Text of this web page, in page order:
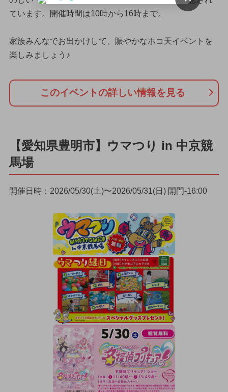
ています。開催時間は10時から16時まで。
家族みんなでお出かけして、賑やかなホコ天イベントを
楽しみましょう♪
このイベントの詳しい情報を見る
【愛知県豊明市】ウマつり in 中京競
馬場
開催日時：2026/05/30(土)〜2026/05/31(日) 開門-16:00